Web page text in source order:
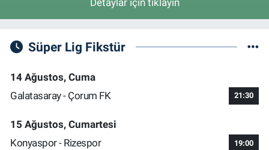
Detaylar için tıklayın
Süper Lig Fikstür
14 Ağustos, Cuma
Galatasaray - Çorum FK
21:30
15 Ağustos, Cumartesi
Konyaspor - Rizespor
19:00